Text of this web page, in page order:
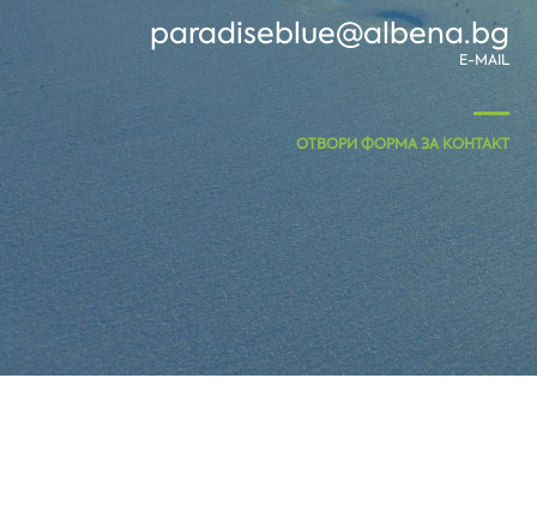
paradiseblue@albena.bg
E-MAIL
ОТВОРИ ФОРМА ЗА КОНТАКТ